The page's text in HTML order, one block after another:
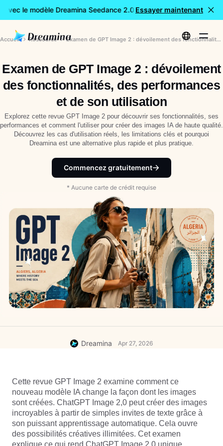
le modèle Dreamina Seedance 2.0 Création de vidéos
Essayer maintenant
Accueil Ressource Examen de GPT Image 2 : dévoilement des fonctionnalités, des performances et de son utilisation
Examen de GPT Image 2 : dévoilement
des fonctionnalités, des performances
et de son utilisation
Explorez cette revue GPT Image 2 pour découvrir ses fonctionnalités, ses
performances et comment l'utiliser pour créer des images IA de haute qualité.
Découvrez les cas d'utilisation réels, les limitations clés et pourquoi
Dreamina est une alternative plus rapide et plus pratique.
Commencez gratuitement
* Aucune carte de crédit requise
Dreamina Apr 27, 2026
Cette revue GPT Image 2 examine comment ce
nouveau modèle IA change la façon dont les images
sont créées. ChatGPT Image 2,0 peut créer des images
incroyables à partir de simples invites de texte grâce à
son puissant apprentissage automatique. Cela ouvre
des possibilités créatives illimitées. Cet examen
explique ce qui rend ChatGPT Image 2,0 unique,